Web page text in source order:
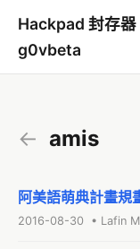
Hackpad 封存器
g0vbeta
← amis
阿美語萌典計畫
2016-08-30 • Lafin